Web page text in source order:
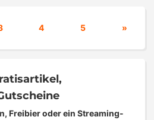
4 5 »
Freibier oder ein Streaming-